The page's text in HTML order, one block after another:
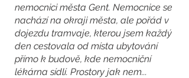
nemocnici města Gent. Nemocnice se
nachází na okraji města, ale pořád v
dojezdu tramvaje, kterou jsem každý
den cestovala od místa ubytování
přímo k budově, kde nemocniční
lékárna sídlí. Prostory jak nem...